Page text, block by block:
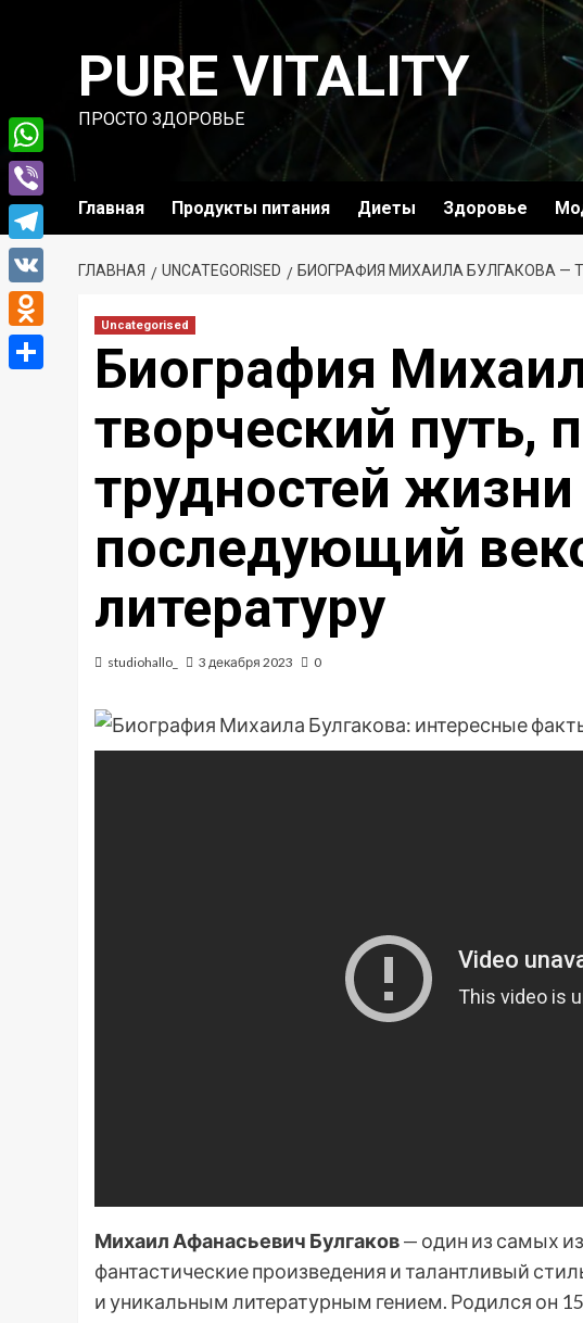
содержимомуPURE VITALITY
ПРОСТО ЗДОРОВЬЕ
Главная Продукты питания Диеты Здоровье
ГЛАВНАЯ UNCATEGORISED БИОГРАФИЯ МИХАИЛА БУЛГАКОВА —
Uncategorised
Биография
творческий путь,
трудностей жизни
последующий
литературу
studiohallo_ 3 декабря 2023 0
Михаил Афанасьевич Булгаков— один из самых
фантастические произведения и талантливый
и уникальным литературным гением. Родился он
WhatsApp
Viber
Telegram
VK
Odnoklassniki
Отправить